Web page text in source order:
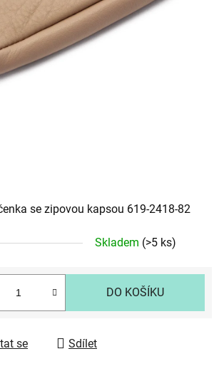
se zipovou kapsou 619-2418-82
Skladem (>5 ks)
DO KOŠÍKU
se Sdílet